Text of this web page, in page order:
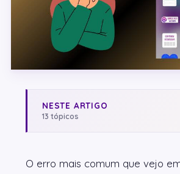
NESTE ARTIGO
13 tópicos
O erro mais comum que vejo